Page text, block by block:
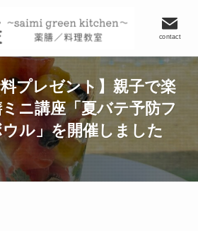
contact
プレゼント】親子で楽
ニ講座「夏バテ予防フ
ル」を開催しました